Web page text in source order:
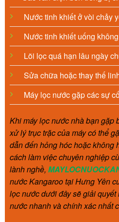
Nước tinh khiết ở vòi chảy
Nước tinh khiết uống
Lõi lọc quá hạn lâu ngày
Sửa chữa hoặc thay thế
Máy lọc nước gặp các sự
Khi máy lọc nước nhà bạn gặp
xử lý trục trặc của máy có thể
dẫn đến hỏng hóc hoặc không
cách làm việc chuyên nghiệp
lành nghề,
nước Kangaroo tại Hưng Yên
lọc nước dưới đây sẽ giải
nước nhanh và chính xác nhất